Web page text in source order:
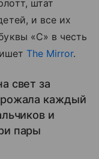
штат
и все их
«С» в честь
The Mirror.
свет за
рожала каждый
и
пары